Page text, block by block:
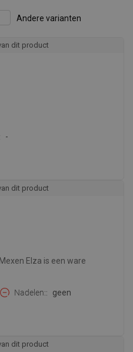
Andere varianten
dit product
-
dit product
Elza is een ware
Nadelen: geen
dit product